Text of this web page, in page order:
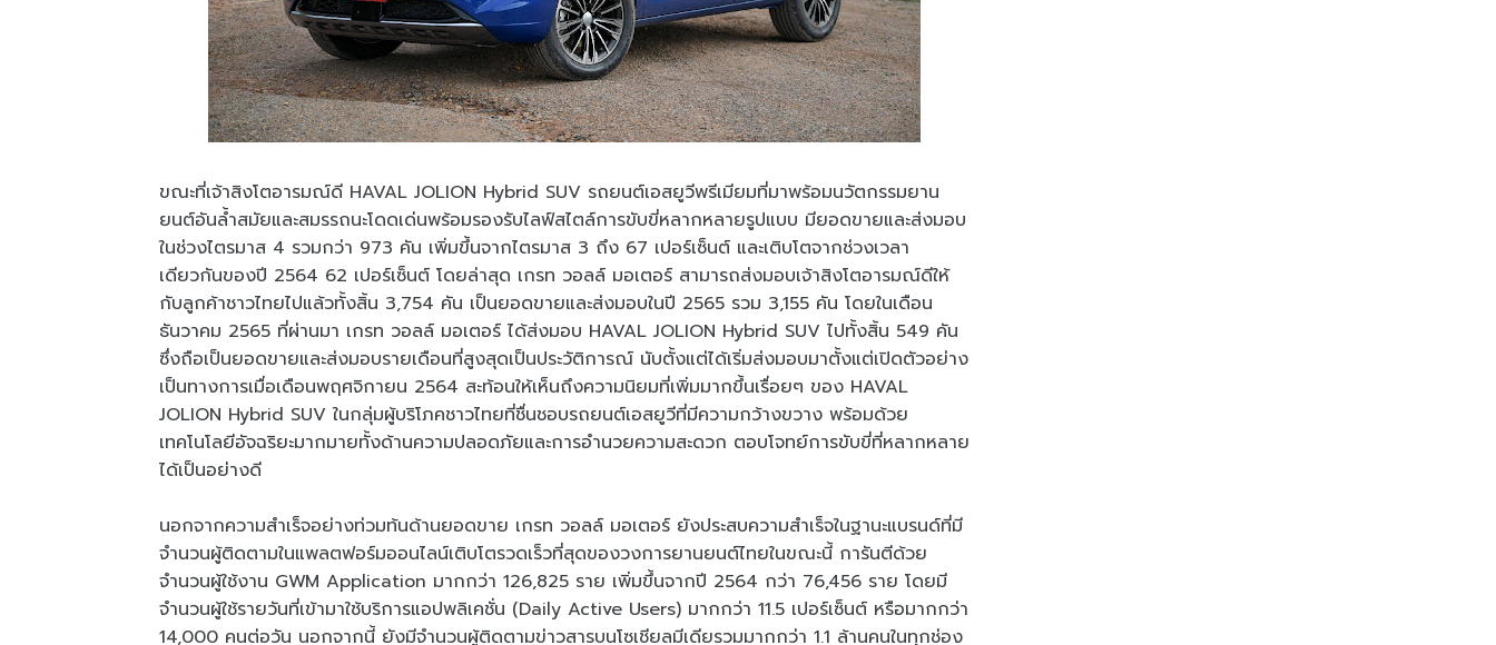
ขณะที่เจ้าสิงโตอารมณ์ดี HAVAL JOLION Hybrid SUV รถยนต์เอสยูวีพรีเมียมที่มาพร้อมนวัตกรรมยาน
ยนต์อันล้ำสมัยและสมรรถนะโดดเด่นพร้อมรองรับไลฟ์สไตล์การขับขี่หลากหลายรูปแบบ มียอดขายและส่งมอบ
ในช่วงไตรมาส 4 รวมกว่า 973 คัน เพิ่มขึ้นจากไตรมาส 3 ถึง 67 เปอร์เซ็นต์ และเติบโตจากช่วงเวลา
เดียวกันของปี 2564 62 เปอร์เซ็นต์ โดยล่าสุด เกรท วอลล์ มอเตอร์ สามารถส่งมอบเจ้าสิงโตอารมณ์ดีให้
กับลูกค้าชาวไทยไปแล้วทั้งสิ้น 3,754 คัน เป็นยอดขายและส่งมอบในปี 2565 รวม 3,155 คัน โดยในเดือน
ธันวาคม 2565 ที่ผ่านมา เกรท วอลล์ มอเตอร์ ได้ส่งมอบ HAVAL JOLION Hybrid SUV ไปทั้งสิ้น 549 คัน
ซึ่งถือเป็นยอดขายและส่งมอบรายเดือนที่สูงสุดเป็นประวัติการณ์ นับตั้งแต่ได้เริ่มส่งมอบมาตั้งแต่เปิดตัวอย่าง
เป็นทางการเมื่อเดือนพฤศจิกายน 2564 สะท้อนให้เห็นถึงความนิยมที่เพิ่มมากขึ้นเรื่อยๆ ของ HAVAL
JOLION Hybrid SUV ในกลุ่มผู้บริโภคชาวไทยที่ชื่นชอบรถยนต์เอสยูวีที่มีความกว้างขวาง พร้อมด้วย
เทคโนโลยีอัจฉริยะมากมายทั้งด้านความปลอดภัยและการอำนวยความสะดวก ตอบโจทย์การขับขี่ที่หลากหลาย
ได้เป็นอย่างดี
นอกจากความสำเร็จอย่างท่วมท้นด้านยอดขาย เกรท วอลล์ มอเตอร์ ยังประสบความสำเร็จในฐานะแบรนด์ที่มี
จำนวนผู้ติดตามในแพลตฟอร์มออนไลน์เติบโตรวดเร็วที่สุดของวงการยานยนต์ไทยในขณะนี้ การันตีด้วย
จำนวนผู้ใช้งาน GWM Application มากกว่า 126,825 ราย เพิ่มขึ้นจากปี 2564 กว่า 76,456 ราย โดยมี
จำนวนผู้ใช้รายวันที่เข้ามาใช้บริการแอปพลิเคชั่น (Daily Active Users) มากกว่า 11.5 เปอร์เซ็นต์ หรือมากกว่า
14,000 คนต่อวัน นอกจากนี้ ยังมีจำนวนผู้ติดตามข่าวสารบนโซเชียลมีเดียรวมมากกว่า 1.1 ล้านคนในทุกช่อง